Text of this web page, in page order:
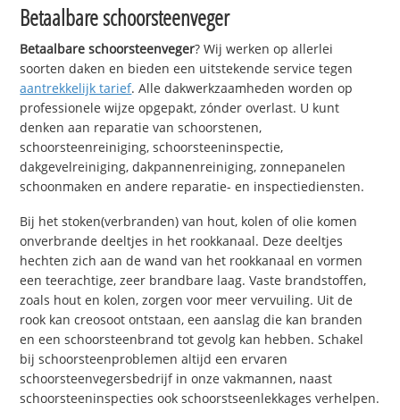
Betaalbare schoorsteenveger
Betaalbare schoorsteenveger? Wij werken op allerlei
soorten daken en bieden een uitstekende service tegen
aantrekkelijk tarief. Alle dakwerkzaamheden worden op
professionele wijze opgepakt, zónder overlast. U kunt
denken aan reparatie van schoorstenen,
schoorsteenreiniging, schoorsteeninspectie,
dakgevelreiniging, dakpannenreiniging, zonnepanelen
schoonmaken en andere reparatie- en inspectiediensten.
Bij het stoken(verbranden) van hout, kolen of olie komen
onverbrande deeltjes in het rookkanaal. Deze deeltjes
hechten zich aan de wand van het rookkanaal en vormen
een teerachtige, zeer brandbare laag. Vaste brandstoffen,
zoals hout en kolen, zorgen voor meer vervuiling. Uit de
rook kan creosoot ontstaan, een aanslag die kan branden
en een schoorsteenbrand tot gevolg kan hebben. Schakel
bij schoorsteenproblemen altijd een ervaren
schoorsteenvegersbedrijf in onze vakmannen, naast
schoorsteeninspecties ook schoorstseenlekkages verhelpen.